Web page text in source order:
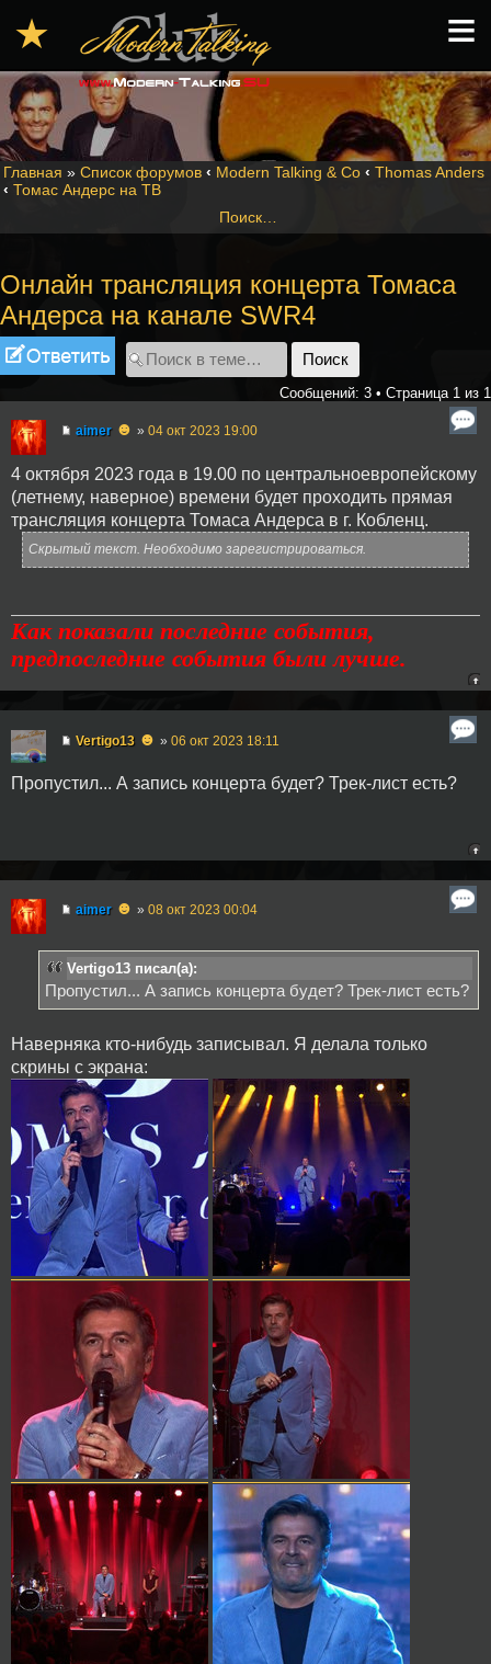
Главная » Список форумов ‹ Modern Talking & Co ‹ Thomas Anders
‹ Томас Андерс на ТВ
Поиск…
Онлайн трансляция концерта Томаса
Андерса на канале SWR4
Ответить
Сообщений: 3 • Страница 1 из 1
aimer ☻ » 04 окт 2023 19:00
4 октября 2023 года в 19.00 по центральноевропейскому
(летнему, наверное) времени будет проходить прямая
трансляция концерта Томаса Андерса в г. Кобленц.
Скрытый текст. Необходимо зарегистрироваться.
Как показали последние события,
предпоследние события были лучше.
Vertigo13 ☻ » 06 окт 2023 18:11
Пропустил... А запись концерта будет? Трек-лист есть?
aimer ☻ » 08 окт 2023 00:04
Vertigo13 писал(а):
Пропустил... А запись концерта будет? Трек-лист есть?
Наверняка кто-нибудь записывал. Я делала только
скрины с экрана:
★ ≡